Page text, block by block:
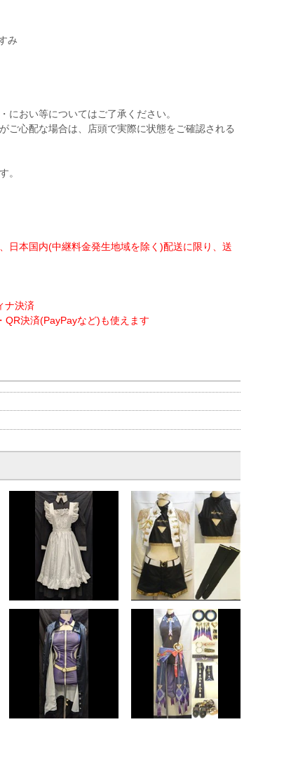
み
おい等についてはご了承ください。
心配な場合は、店頭で実際に状態をご確認される
。
日本国内(中継料金発生地域を除く)配送に限り、送
ナ決済
QR決済(PayPayなど)も使えます